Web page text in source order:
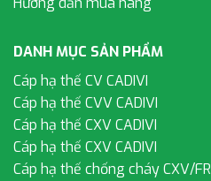
DANH MỤC SẢN PHẨM
Cáp hạ thế CV CADIVI
Cáp hạ thế CVV CADIVI
Cáp hạ thế CXV CADIVI
Cáp hạ thế CXV CADIVI
Cáp hạ thế chống cháy CXV/FR